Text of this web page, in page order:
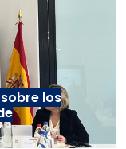
sobre los